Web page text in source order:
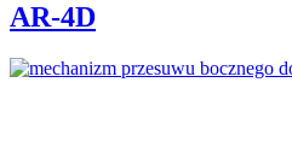
AR-4D